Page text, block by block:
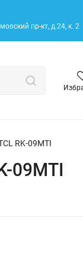
пр-кт, д.24, к. 2
RK-09MTI
09MTI